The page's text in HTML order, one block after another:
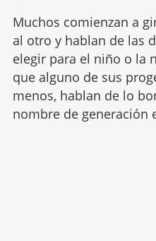
Muchos comienzan a
al otro y hablan de las
elegir para el niño o la
que alguno de sus
menos, hablan de lo
nombre de generación